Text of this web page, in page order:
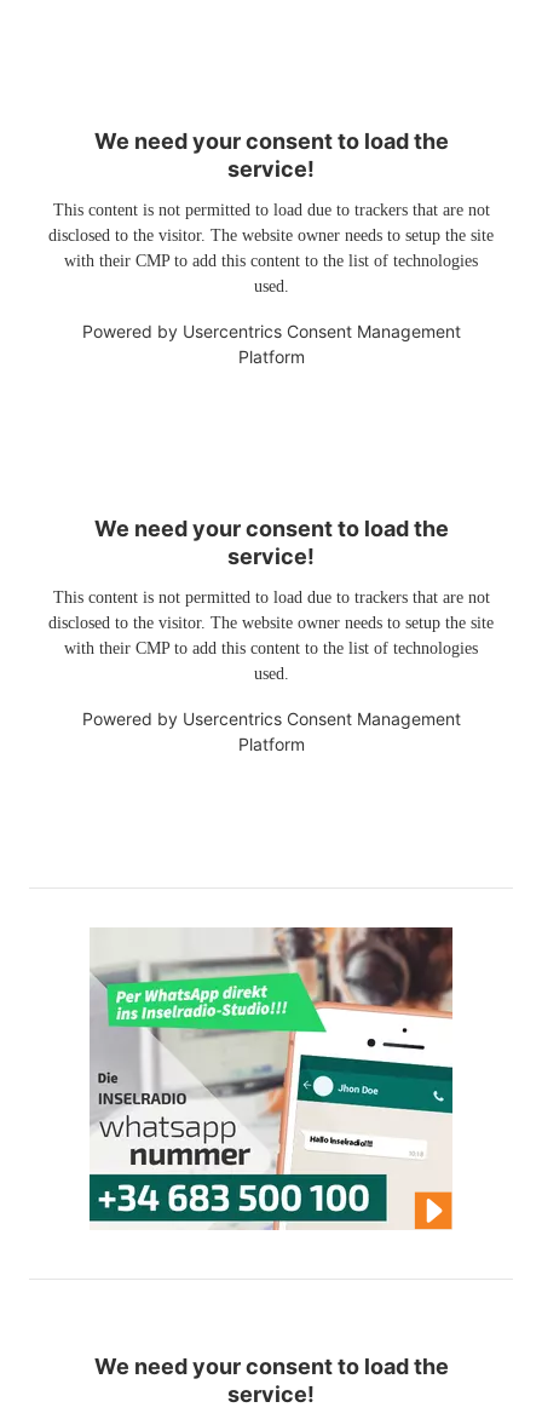
We need your consent to load the
service!
This content is not permitted to load due to trackers that are not
disclosed to the visitor. The website owner needs to setup the site
with their CMP to add this content to the list of technologies
used.
Powered by Usercentrics Consent Management
Platform
We need your consent to load the
service!
This content is not permitted to load due to trackers that are not
disclosed to the visitor. The website owner needs to setup the site
with their CMP to add this content to the list of technologies
used.
Powered by Usercentrics Consent Management
Platform
We need your consent to load the
service!